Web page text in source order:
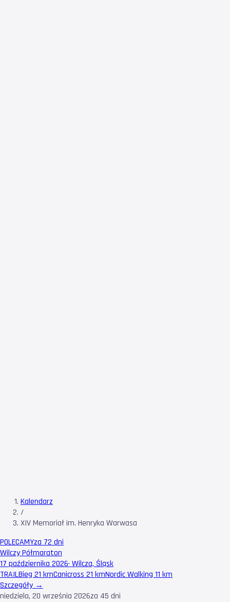
Kalendarz
/
XIV Memoriał im. Henryka Warwasa
POLECAMYza 72 dni
Wilczy Półmaraton
17 października 2026· Wilcza, Śląsk
TRAILBieg 21 kmCanicross 21 kmNordic Walking 11 km
Szczegóły →
niedziela, 20 września 2026za 45 dni